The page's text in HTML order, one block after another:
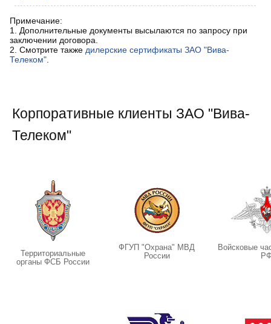
Примечание:
1. Дополнительные документы высылаются по запросу при
заключении договора.
2. Смотрите также дилерские сертификаты ЗАО "Вива-
Телеком".
Корпоративные клиенты ЗАО "Вива-
Телеком"
Территориальные
органы ФСБ России
ФГУП "Охрана" МВД
России
Войсковые